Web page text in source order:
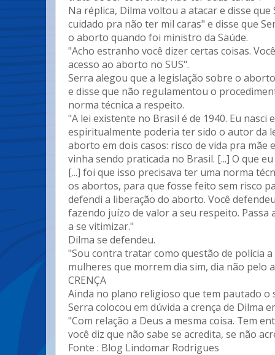
Na réplica, Dilma voltou a atacar e disse
cuidado pra não ter mil caras" e disse que
o aborto quando foi ministro da Saúde.
"Acho estranho você dizer certas coisas.
acesso ao aborto no SUS".
Serra alegou que a legislação sobre o
e disse que não regulamentou o
norma técnica a respeito.
"A lei existente no Brasil é de 1940. Eu nasci
espiritualmente poderia ter sido o autor da
aborto em dois casos: risco de vida pra mãe
vinha sendo praticada no Brasil. [...] O que
[...] foi que isso precisava ter uma norma
os abortos, para que fosse feito sem risco
defendi a liberação do aborto. Você
fazendo juízo de valor a seu respeito. Passa
a se vitimizar."
Dilma se defendeu.
"Sou contra tratar como questão de polícia a
mulheres que morrem dia sim, dia não pelo
CRENÇA
Ainda no plano religioso que tem pautado
Serra colocou em dúvida a crença de Dilma
"Com relação a Deus a mesma coisa. Tem
você diz que não sabe se acredita, se não
Fonte : Blog Lindomar Rodrigues